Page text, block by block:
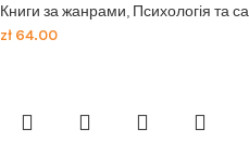
Книги за жанрами, Психологія та
zł 64.00